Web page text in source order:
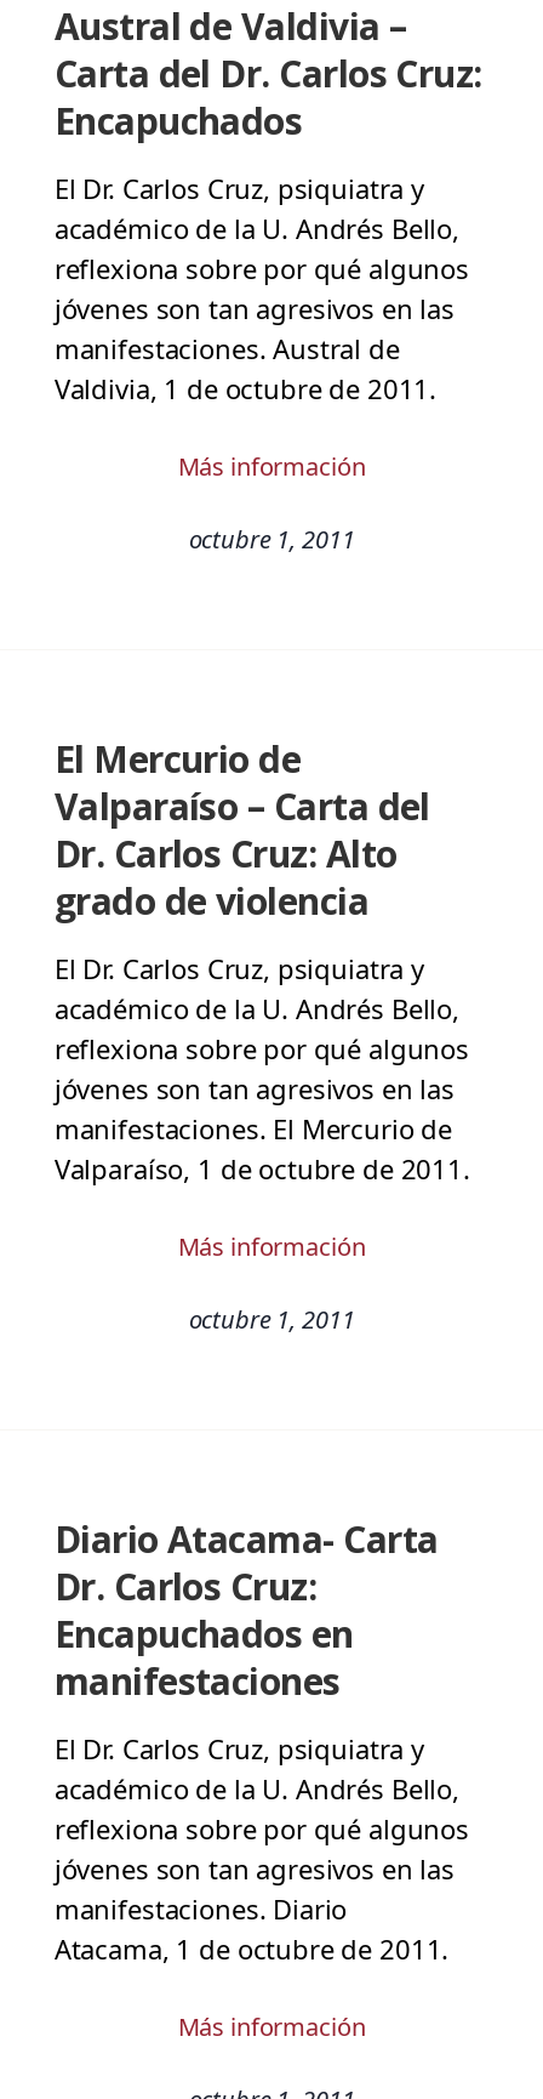
Austral de Valdivia –
Carta del Dr. Carlos Cruz:
Encapuchados
El Dr. Carlos Cruz, psiquiatra y
académico de la U. Andrés Bello,
reflexiona sobre por qué algunos
jóvenes son tan agresivos en las
manifestaciones. Austral de
Valdivia, 1 de octubre de 2011.
Más información
octubre 1, 2011
El Mercurio de
Valparaíso – Carta del
Dr. Carlos Cruz: Alto
grado de violencia
El Dr. Carlos Cruz, psiquiatra y
académico de la U. Andrés Bello,
reflexiona sobre por qué algunos
jóvenes son tan agresivos en las
manifestaciones. El Mercurio de
Valparaíso, 1 de octubre de 2011.
Más información
octubre 1, 2011
Diario Atacama- Carta
Dr. Carlos Cruz:
Encapuchados en
manifestaciones
El Dr. Carlos Cruz, psiquiatra y
académico de la U. Andrés Bello,
reflexiona sobre por qué algunos
jóvenes son tan agresivos en las
manifestaciones. Diario
Atacama, 1 de octubre de 2011.
Más información